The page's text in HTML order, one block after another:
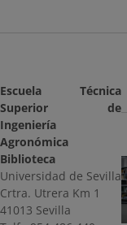
Escuela Técnica
Superior de
Ingeniería
Agronómica
Biblioteca
Universidad de Sevilla
Crtra. Utrera Km 1
41013 Sevilla